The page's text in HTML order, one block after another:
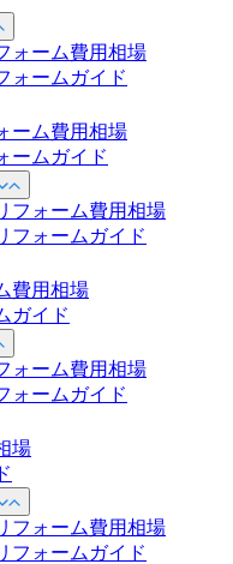
ォーム費用相場
ォームガイド
ーム費用相場
ームガイド
フォーム費用相場
フォームガイド
費用相場
ガイド
ォーム費用相場
ォームガイド
場
フォーム費用相場
フォームガイド